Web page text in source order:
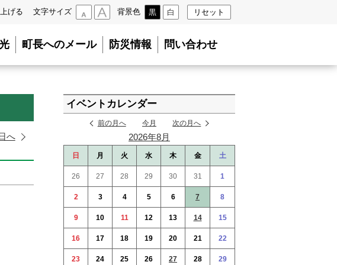
げる
文字サイズ
背景色 黒 白 リセット
町長へのメール 防災情報 問い合わせ
へ
イベントカレンダー
前の月へ 今月 次の月へ
2026年8月
日 月 火 水 木 金 土
26 27 28 29 30 31 1
2 3 4 5 6 7 8
9 10 11 12 13 14 15
16 17 18 19 20 21 22
23 24 25 26 27 28 29